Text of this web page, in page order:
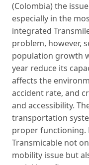
(Colombia) the
especially in the
integrated
problem, however,
population growth
year reduce its
affects the
accident rate, and
and accessibility.
transportation
proper functioning.
Transmicable not
mobility issue but